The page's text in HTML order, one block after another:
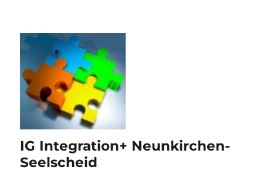
IG Integration+ Neunkirchen-
Seelscheid